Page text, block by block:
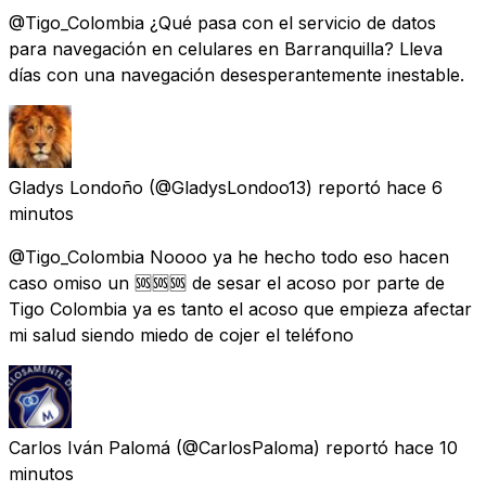
@Tigo_Colombia ¿Qué pasa con el servicio de datos
para navegación en celulares en Barranquilla? Lleva
días con una navegación desesperantemente inestable.
Gladys Londoño (@GladysLondoo13) reportó hace 6
minutos
@Tigo_Colombia Noooo ya he hecho todo eso hacen
caso omiso un 🆘🆘🆘 de sesar el acoso por parte de
Tigo Colombia ya es tanto el acoso que empieza afectar
mi salud siendo miedo de cojer el teléfono
Carlos Iván Palomá (@CarlosPaloma) reportó hace 10
minutos